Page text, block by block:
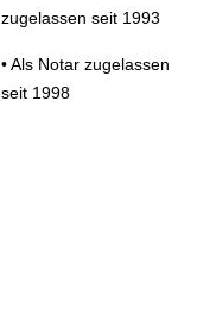
zugelassen seit 1993
• Als Notar zugelassen
seit 1998